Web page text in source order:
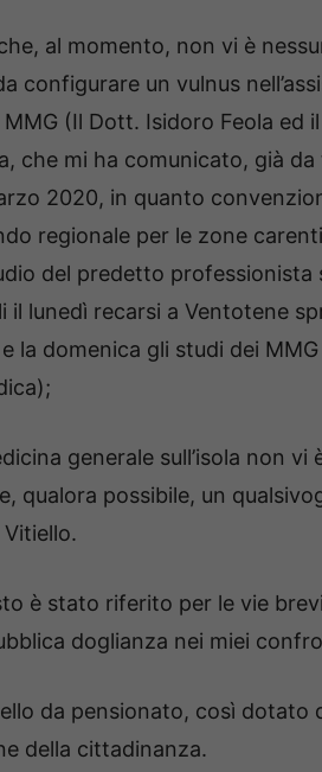
al momento, non vi è
configurare un vulnus
(Il Dott. Isidoro Feola ed
che mi ha comunicato, già da
2020, in quanto
regionale per le zone
del predetto professionista
lunedì recarsi a Ventotene
la domenica gli studi dei
generale sull’isola non vi
qualora possibile, un
è stato riferito per le vie
doglianza nei miei
da pensionato, così dotato
della cittadinanza.